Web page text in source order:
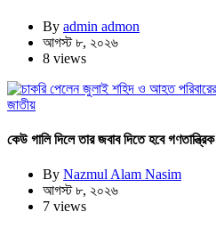
By admin admon
আগস্ট ৮, ২০২৬
8 views
জাতীয়
কেউ গালি দিলে তার জবাব দিতে হবে গণতান্ত্রিক
By Nazmul Alam Nasim
আগস্ট ৮, ২০২৬
7 views